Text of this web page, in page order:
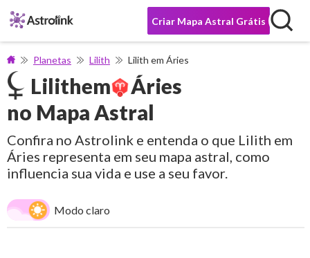
Criar Mapa Astral Grátis
Planetas Lilith Lilith em Áries
Lilithem
Áries
no Mapa Astral
Confira no Astrolink e entenda o que Lilith em
Áries representa em seu mapa astral, como
influencia sua vida e use a seu favor.
Modo claro